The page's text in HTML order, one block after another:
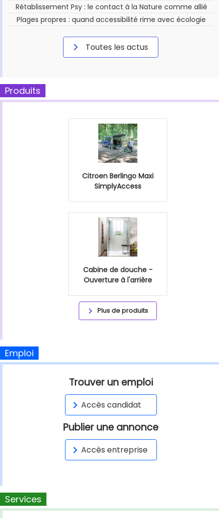
Rétablissement Psy : le contact à la Nature comme allié
Plages propres : quand accessibilité rime avec écologie
Toutes les actus
Produits
Citroen Berlingo Maxi
SimplyAccess
Cabine de douche -
Ouverture à l'arrière
Plus de produits
Emploi
Trouver un emploi
Accès candidat
Publier une annonce
Accès entreprise
Services